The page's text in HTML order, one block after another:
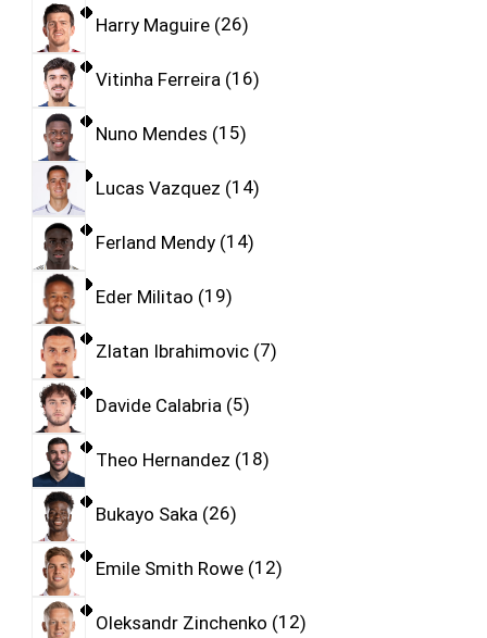
Harry Maguire 26
Vitinha Ferreira 16
Nuno Mendes 15
Lucas Vazquez 14
Ferland Mendy 14
Eder Militao 19
Zlatan Ibrahimovic 7
Davide Calabria 5
Theo Hernandez 18
Bukayo Saka 26
Emile Smith Rowe 12
Oleksandr Zinchenko 12